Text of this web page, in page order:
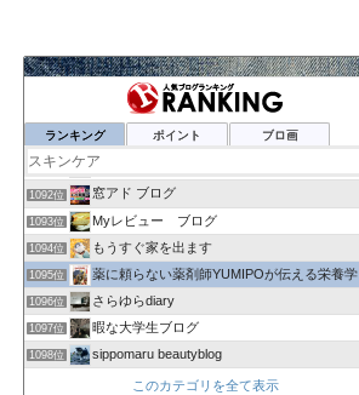
ランキング ポイント ブロ画
菜保子の「オトナのアロマセラピー〜*」
全身の疲れも取れる小顔コルギ専門サロン ゆめこるぎ
1090位 La boutique Bijoux
1091位 ポンポンブログ
1092位 窓アド ブログ
1093位 Myレビュー ブログ
1094位 もうすぐ家を出ます
1095位 薬に頼らない薬剤師YUMIPOが伝える栄養学
1096位 さらゆらdiary
1097位 暇な大学生ブログ
1098位 sippomaru beautyblog
健康促進.comこのカテゴリを全て表示